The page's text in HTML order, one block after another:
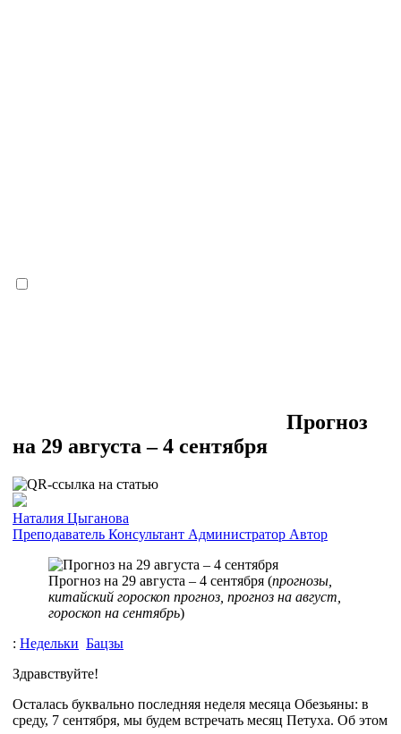
Прогноз
на 29 августа – 4 сентября
Наталия Цыганова
Преподаватель Консультант Администратор Автор
Прогноз на 29 августа – 4 сентября (прогнозы,
китайский гороскоп прогноз, прогноз на август,
гороскоп на сентябрь)
: Недельки Бацзы
Здравствуйте!
Осталась буквально последняя неделя месяца Обезьяны: в
среду, 7 сентября, мы будем встречать месяц Петуха. Об этом